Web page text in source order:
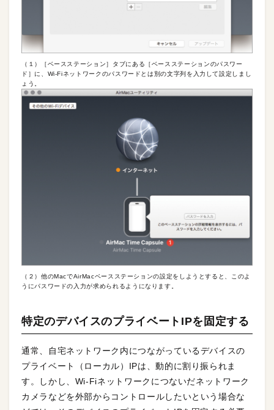
（１）［ベースステーション］タブにある［ベースステーションのパスワー
ド］に、Wi-Fiネットワークのパスワードとは別の文字列を入力して設定しまし
ょう。
（２）他のMacでAirMacベースステーションの設定をしようとすると、このよ
うにパスワードの入力が求められるようになります。
特定のデバイスのプライベートIPを固定する
通常、自宅ネットワーク内につながっているデバイスの
プライベート（ローカル）IPは、動的に割り振られま
す。しかし、Wi-Fiネットワークにつないだネットワーク
カメラなどを外部からコントロールしたいという場合な